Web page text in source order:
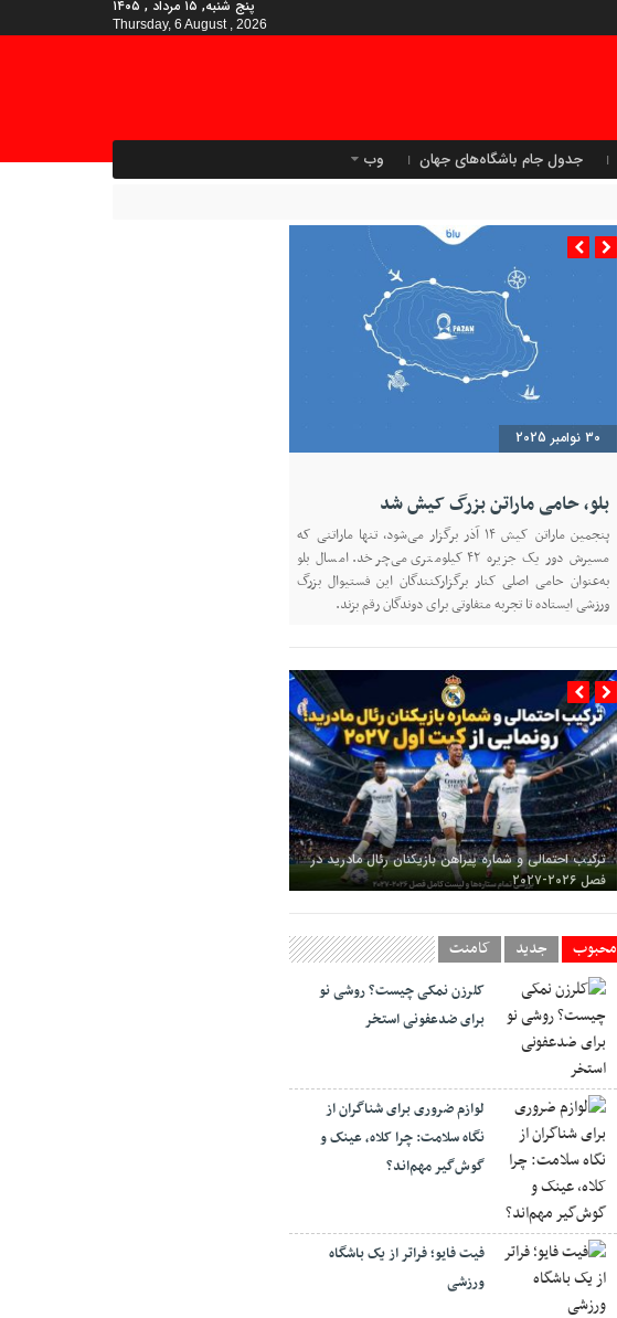
پنج شنبه, ۱۵ مرداد , ۱۴۰۵
Thursday, 6 August , 2026
جدول جام باشگاه‌های جهان وب
30 نوامبر 2025
بلو، حامی ماراتن بزرگ کیش شد
پنجمین ماراتن کیش ۱۴ آذر برگزار می‌شود، تنها ماراتنی که
مسیرش دور یک جزیره ۴۲ کیلومتری می‌چرخد. امسال بلو
به‌عنوان حامی اصلی کنار برگزارکنندگان این فستیوال بزرگ
ورزشی ایستاده تا تجربه متفاوتی برای دوندگان رقم بزند.
ترکیب احتمالی و شماره پیراهن بازیکنان رئال مادرید در
فصل ۲۰۲۶-۲۰۲۷
محبوب جدید کامنت
کلرزن نمکی چیست؟ روشی نو
برای ضدعفونی استخر
لوازم ضروری برای شناگران از
نگاه سلامت: چرا کلاه، عینک و
گوش‌گیر مهم‌اند؟
فیت ‌فایو؛ فراتر از یک باشگاه
ورزشی